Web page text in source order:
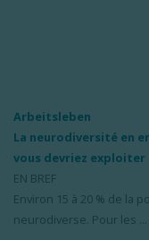
Arbeitsleben
La neurodiversité en
vous devriez exploiter
EN BREF
Environ 15 à 20 % de la
neurodiverse. Pour les ...